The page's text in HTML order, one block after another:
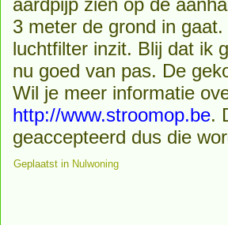
aardpijp zien op de
3 meter de grond in
luchtfilter inzit. Blij dat ik
nu goed van pas. De
Wil je meer informatie
http://www.stroomop.be.
geaccepteerd dus die
Geplaatst in Nulwoning